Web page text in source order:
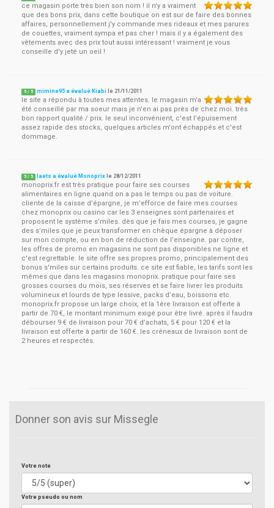
ce magasin porte très bien son nom ! il n'y a vraiment
que des bons prix, dans cette boutique on est sur de faire des bonnes
affaires, personnellement j'y commande mes rideaux et mes parures
de couettes, vraiment sympa et pas cher ! mais il y a également des
vêtements avec des prix tout aussi intéressant ! vraiment je vous
conseille d'y jeté un oeil !
5 / 5 mimine95 a évalué Kiabi le 21/11/2011
le site a répondu à toutes mes attentes. le magasin m'a
été conseillé par ma soeur mais je n'en ai pas près de chez moi. très
bon rapport qualité / prix. le seul inconvénient, c'est l'épuisement
assez rapide des stocks, quelques articles m'ont échappés et c'est
dommage.
5 / 5 laets a évalué Monoprix le 28/12/2011
monoprix.fr est très pratique pour faire ses courses
alimentaires en ligne quand on a pas le temps ou pas de voiture.
cliente de la caisse d’épargne, je m’efforce de faire mes courses
chez monoprix ou casino car les 3 enseignes sont partenaires et
proposent le système s’miles. dès que je fais mes courses, je gagne
des s’miles que je peux transformer en chèque épargne à déposer
sur mon compte, ou en bon de réduction de l’enseigne. par contre,
les offres de promo en magasins ne sont pas disponibles ne ligne et
c'est regrettable. le site offre ses propres promo, principalement des
bonus s'miles sur certains produits. ce site est fiable, les tarifs sont les
mêmes que dans les magasins monoprix. pratique pour faire ses
grosses courses du mois, ses réserves et se faire livrer les produits
volumineux et lourds de type lessive, packs d’eau, boissons etc.
monoprix.fr propose un large choix, et la 1ère livraison est offerte à
partir de 70 €, le montant minimum exigé pour être livré. après il faudra
débourser 9 € de livraison pour 70 € d’achats, 5 € pour 120 € et la
livraison est offerte à partir de 160 €. les créneaux de livraison sont de
2 heures et respectés.
Donner son avis sur Missegle
Votre note
Votre pseudo ou nom